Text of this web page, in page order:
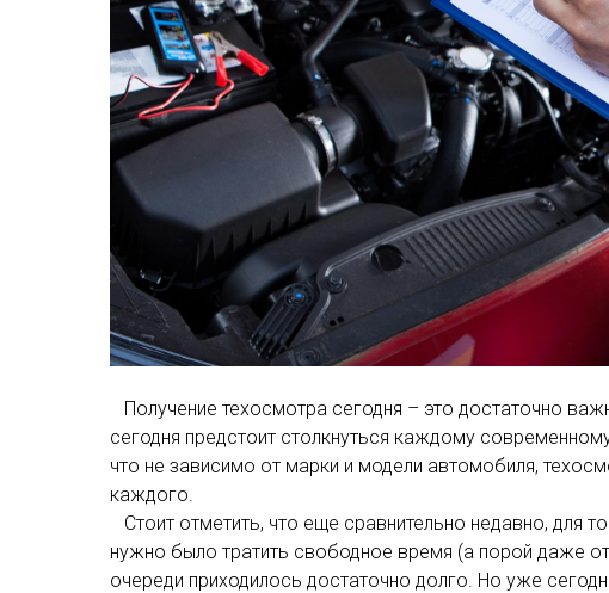
Получение техосмотра сегодня – это достаточно
сегодня предстоит столкнуться каждому
что не зависимо от марки и модели автомобиля,
каждого.
Стоит отметить, что еще сравнительно недавно, для
нужно было тратить свободное время (а порой даже
очереди приходилось достаточно долго. Но уже